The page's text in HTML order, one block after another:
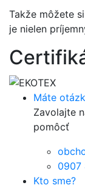
Takže môžete
je nielen
Máte
Zavolajte
pomôcť
0907
Kto sme?